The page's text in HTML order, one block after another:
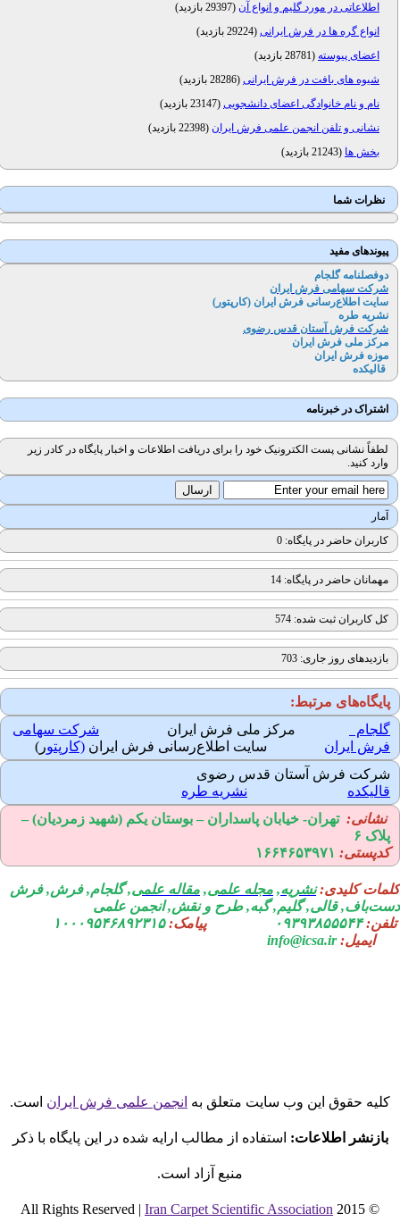
اطلاعاتی در مورد گلیم و انواع آن (29397 بازدید
)
انواع گره ها در فرش ایرانی( 29224 بازدید
)
اعضای پیوسته(28781 بازدید
)
شیوه های بافت در فرش ایرانی( 28286 بازدید
)
نام و نام خانوادگی اعضای دانشجویی( 23147 بازدید
)
نشانی و تلفن انجمن علمی فرش ایران (22398 بازدید
)
بخش ها (21243 بازدید )
نظرات شما
پیوندهای مفید
دوفصلنامه گلجام
شرکت سهامی فرش ایران
سایت اطلاع‌رسانی فرش ایران (کارپتور)
نشریه طره
شرکت فرش آستان قدس رضوی
مرکز ملی فرش ایران
موزه فرش ایران
قالیکده
اشتراک در خبرنامه
لطفاً نشانی پست الکترونیک خود را برای دریافت اطلاعات و اخبار پایگاه در کادر زیر
وارد کنید.
آمار
کاربران حاضر در پایگاه: 0
مهمانان حاضر در پایگاه: 14
کل کاربران ثبت شده: 574
بازدیدهای روز جاری: 703
پایگاه‌های مرتبط:
گلجام
مرکز ملی فرش ایران
شرکت سهامی
فرش ایران سایت اطلاع‌رسانی فرش ایران(کارپتور)
شرکت فرش آستان قدس رضوی
قالیکده
نشریه طره
نشانی: تهران-خیابان پاسداران – بوستان یکم (شهید زمردیان) –
پلاک ۶
کدپستی:۱۶۶۴۶۵۳۹۷۱
کلیدی: نشریه,مجله علمی,مقاله علمی, گلجام, فرش, فرش
قالی, گلیم, گبه, طرح و نقش, انجمن علمی
۰۹۳۹۳۸۵۵۵۴۴ پیامک:
۱۰۰۰۹۵۴۶۸۹۲۳۱۵
ایمیل:info@icsa.ir
کلیه حقوق این وب سایت متعلق به انجمن علمی فرش ایران است.
بازنشر اطلاعات:استفاده از مطالب ارایه شده در این پایگاه با ذکر
منبع آزاد است.
© 2015 All Rights Reserved |
Iran Carpet Scientific Association